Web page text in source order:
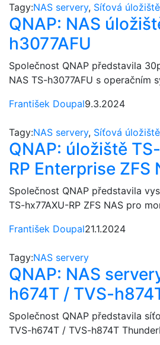
Tagy:NAS servery, Síťová úložiště
QNAP: NAS
h3077AFU
Společnost QNAP představila
NAS TS-h3077AFU s operačním
František Doupal9.3.2024
Tagy:NAS servery, Síťová úložiště
QNAP: úložiště
RP Enterprise ZFS
Společnost QNAP představila
TS-hx77AXU-RP ZFS NAS pro
František Doupal21.1.2024
Tagy:NAS servery
QNAP: NAS
h674T / TVS-
Společnost QNAP představila
TVS-h674T / TVS-h874T